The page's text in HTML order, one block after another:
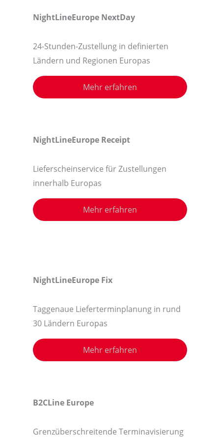
NightLineEurope NextDay
24-Stunden-Zustellung in definierten
Ländern und Regionen Europas
Mehr erfahren
NightLineEurope Receipt
Lieferscheinservice für Zustellungen
innerhalb Europas
Mehr erfahren
NightLineEurope Fix
Taggenaue Lieferterminplanung in rund
30 Ländern Europas
Mehr erfahren
B2CLine Europe
Grenzüberschreitende Terminavisierung